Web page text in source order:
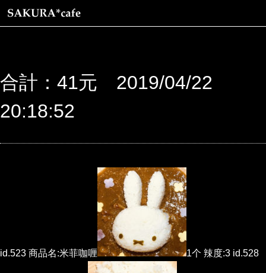
合計：41元 2019/04/22
20:18:52
id.523 商品名:米菲咖喱 1个 辣度:3 id.528